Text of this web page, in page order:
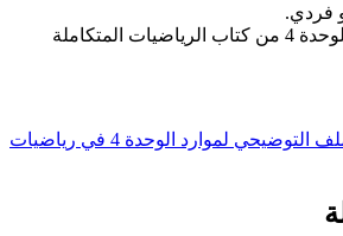
فردي.
النشاط مناسب للوحدة 4 من كتاب الرياضيات المتكاملة
انقر هنا للاطلاع على الملف التوضيحي لموارد الوحدة 4 في رياضيات